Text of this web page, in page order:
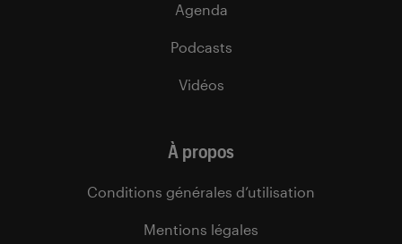
Agenda
Podcasts
Vidéos
À propos
Conditions générales d’utilisation
Mentions légales